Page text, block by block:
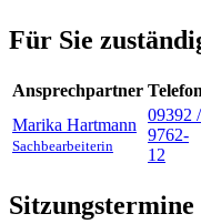
Für Sie
Ansprechpartner Telefon
Marika Hartmann
Sachbearbeiterin
09392 /
9762-
12
Sitzungstermine